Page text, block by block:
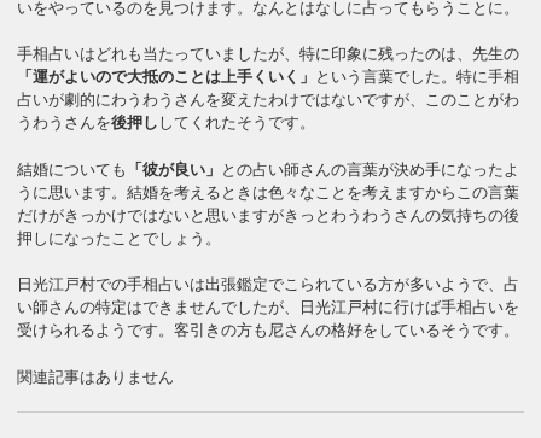
いをやっているのを見つけます。なんとはなしに占ってもらうことに。
手相占いはどれも当たっていましたが、特に印象に残ったのは、先生の
「運がよいので大抵のことは上手くいく」 という言葉でした。特に手相
占いが劇的にわうわうさんを変えたわけではないですが、このことがわ
うわうさんを後押し してくれたそうです。
結婚についても 「彼が良い」 との占い師さんの言葉が決め手になったよ
うに思います。結婚を考えるときは色々なことを考えますからこの言葉
だけがきっかけではないと思いますがきっとわうわうさんの気持ちの後
押しになったことでしょう。
日光江戸村での手相占いは出張鑑定でこられている方が多いようで、占
い師さんの特定はできませんでしたが、日光江戸村に行けば手相占いを
受けられるようです。客引きの方も尼さんの格好をしているそうです。
関連記事はありません